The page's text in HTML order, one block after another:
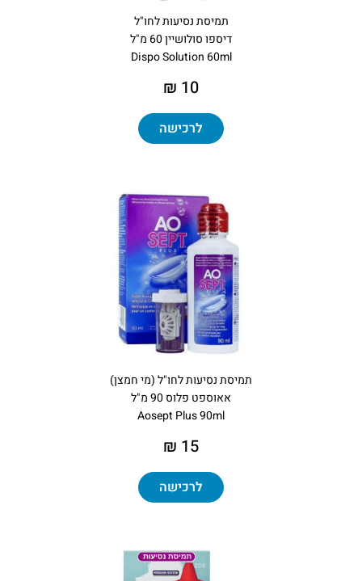
תמיסת נסיעות לחו"ל
דיספו סולושיין 60 מ"ל
Dispo Solution 60ml
10 ₪
לרכישה
תמיסת נסיעות לחו"ל (מי חמצן)
אאוספט פלוס 90 מ"ל
Aosept Plus 90ml
15 ₪
לרכישה